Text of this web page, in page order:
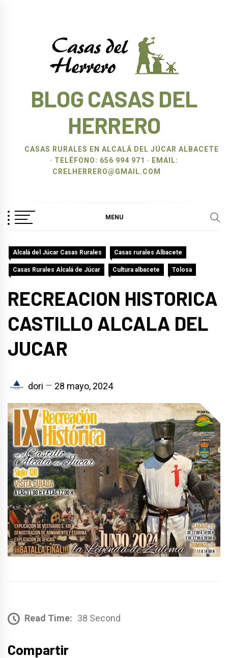
BLOG CASAS DEL
HERRERO
CASAS RURALES EN ALCALÁ DEL JÚCAR ALBACETE
· TELÉFONO: 656 994 971 · EMAIL:
CRELHERRERO@GMAIL.COM
MENU
Alcalá del Júcar Casas Rurales Casas rurales Albacete
Casas Rurales Alcalá de Júcar Cultura albacete Tolosa
RECREACION HISTORICA
CASTILLO ALCALA DEL
JUCAR
dori 28 mayo, 2024
Read Time: 38 Second
Compartir